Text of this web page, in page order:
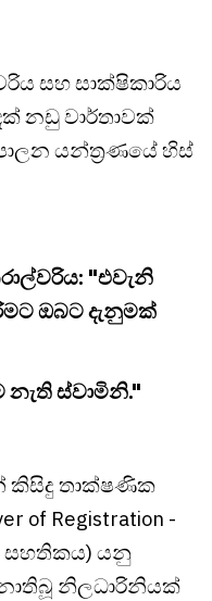
සහ සාක්ෂිකාරිය
නඩු වාර්තාවක්
යන්ත්‍රණයේ හිස්
"එවැනි
ඔබට දැනුමක්
ස්වාමිනි."
කිසිදු තාක්ෂණික
of Registration -
සහතිකය) යනු
නිලධාරිනියක්